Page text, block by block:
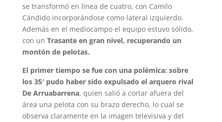
se transformó en línea de cuatro, con Camilo
Cándido incorporándose como lateral izquierdo.
Además en el mediocampo el equipo estuvo sólido,
con un Trasante en gran nivel, recuperando un
montón de pelotas.
El primer tiempo se fue con una polémica: sobre
los 35′ pudo haber sido expulsado el arquero rival
De Arruabarrena, quien salió a cortar afuera del
área una pelota con su brazo derecho, lo cual se
observa claramente en la imagen televisiva y del